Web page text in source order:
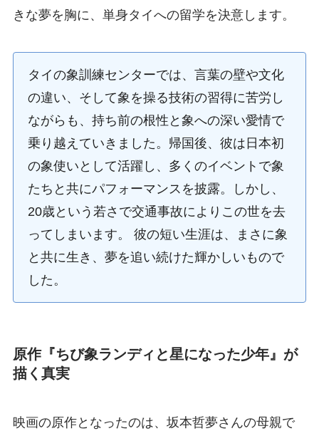
きな夢を胸に、単身タイへの留学を決意します。
タイの象訓練センターでは、言葉の壁や文化
の違い、そして象を操る技術の習得に苦労し
ながらも、持ち前の根性と象への深い愛情で
乗り越えていきました。帰国後、彼は日本初
の象使いとして活躍し、多くのイベントで象
たちと共にパフォーマンスを披露。しかし、
20歳という若さで交通事故によりこの世を去
ってしまいます。 彼の短い生涯は、まさに象
と共に生き、夢を追い続けた輝かしいもので
した。
原作『ちび象ランディと星になった少年』が
描く真実
映画の原作となったのは、坂本哲夢さんの母親で